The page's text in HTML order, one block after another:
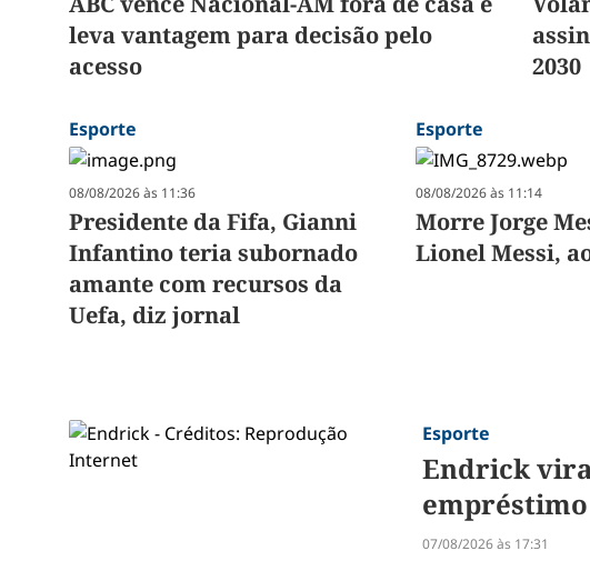
leva vantagem para decisão pelo
acesso
2030
Esporte
08/08/2026 às 11:36
Presidente da Fifa, Gianni
Infantino teria subornado
amante com recursos da
Uefa, diz jornal
Esporte
08/08/2026 às 11:14
Morre Jorge
Lionel Messi,
Esporte
Endrick
empréstimo
07/08/2026 às 17:31